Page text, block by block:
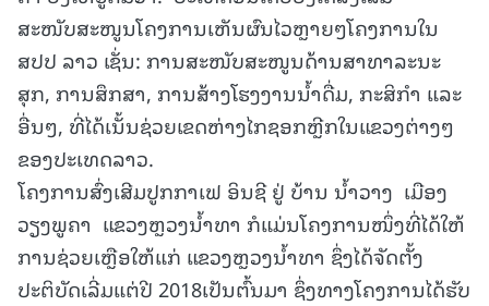
ສະໜັບສະໜູນໂຄງການເຫັນຜົນໄວຫຼາຍໆໂຄງການໃນ
ສປປ ລາວ ເຊັ່ນ: ການສະໜັບສະໜູນດ້ານສາທາລະນະ
ສຸກ, ການສຶກສາ, ການສ້າງໂຮງງານນ້ຳດື່ມ, ກະສິກຳ ແລະ
ອື່ນໆ, ທີ່ໄດ້ເນັ້ນຊ່ວຍເຂດຫ່າງໄກຊອກຫຼີກໃນແຂວງຕ່າງໆ
ຂອງປະເທດລາວ.
ໂຄງການສົ່ງເສີມປູກກາເຟ ອິນຊີ ຢູ່ ບ້ານ ນໍ້າວາງ ເມືອງ
ວຽງພູຄາ ແຂວງຫຼວງນໍ້າທາ ກໍແມ່ນໂຄງການໜຶ່ງທີ່ໄດ້ໃຫ້
ການຊ່ວຍເຫຼືອໃຫ້ແກ່ ແຂວງຫຼວງນໍ້າທາ ຊຶ່ງໄດ້ຈັດຕັ້ງ
ປະຕິບັດເລີ່ມແຕ່ປີ 2018ເປັນຕົ້ນມາ ຊຶ່ງທາງໂຄງການໄດ້ຮັບ